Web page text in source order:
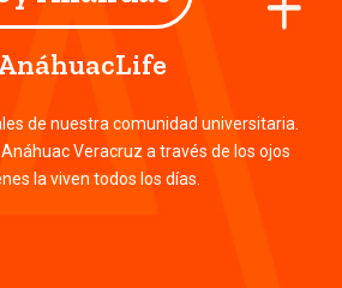
de nuestra comunidad universitaria.
Veracruz a través de los ojos
la viven todos los días.